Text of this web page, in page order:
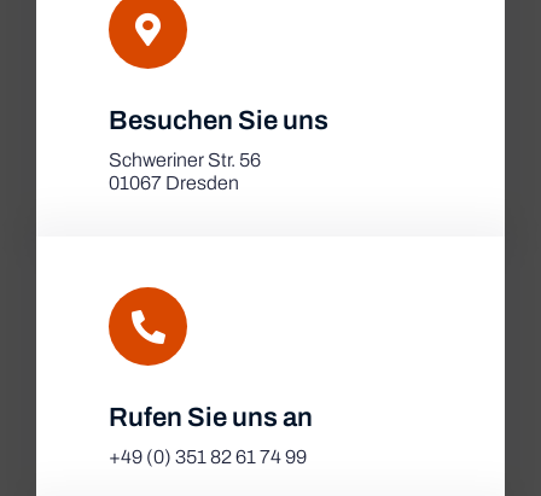
|Map tiles byCARTO, underCC BY 3.0
OpenStreetMap, under ODbL.
Besuchen Sie uns
Schweriner Str. 56
01067 Dresden
Rufen Sie uns an
+49 (0) 351 82 61 74 99